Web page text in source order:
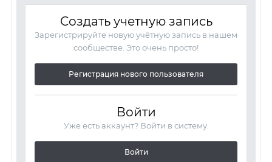
Создать учетную запись
Зарегистрируйте новую учётную запись в нашем
сообществе. Это очень просто!
Регистрация нового пользователя
Войти
Уже есть аккаунт? Войти в систему.
Войти